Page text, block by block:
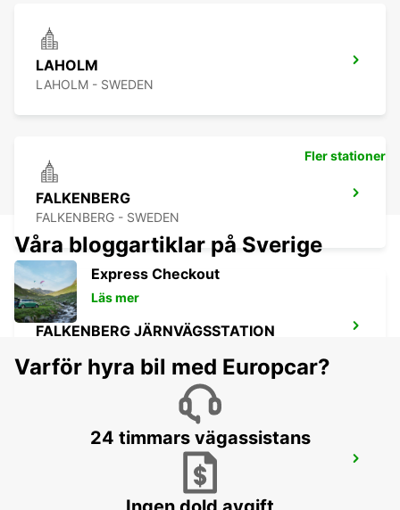
LAHOLM
LAHOLM - SWEDEN
FALKENBERG
FALKENBERG - SWEDEN
FALKENBERG JÄRNVÄGSSTATION
ÄNGELHOLM FLYPLATS
Fler stationer
Våra bloggartiklar på Sverige
Express Checkout
Läs mer
Varför hyra bil med Europcar?
24 timmars vägassistans